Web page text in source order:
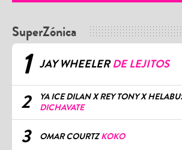
SuperZónica
1 JAY WHEELERDE LEJITOS
2
YA ICE DILAN X REY TONY X
DICHAVATE
3 OMAR COURTZKOKO